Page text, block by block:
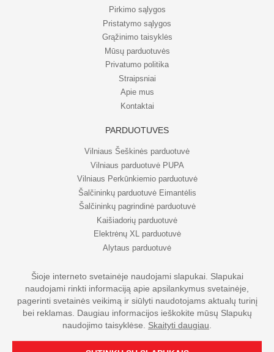
Pirkimo sąlygos
Pristatymo sąlygos
Grąžinimo taisyklės
Mūsų parduotuvės
Privatumo politika
Straipsniai
Apie mus
Kontaktai
PARDUOTUVĖS
Vilniaus Šeškinės parduotuvė
Vilniaus parduotuvė PUPA
Vilniaus Perkūnkiemio parduotuvė
Šalčininkų parduotuvė Eimantėlis
Šalčininkų pagrindinė parduotuvė
Kaišiadorių parduotuvė
Elektrėnų XL parduotuvė
Alytaus parduotuvė
© UAB Eripo 2026. Visos teisės saugomos
Šioje interneto svetainėje naudojami slapukai. Slapukai
naudojami rinkti informaciją apie apsilankymus svetainėje,
pagerinti svetainės veikimą ir siūlyti naudotojams aktualų turinį
bei reklamas. Daugiau informacijos ieškokite mūsų Slapukų
naudojimo taisyklėse. Skaityti daugiau.